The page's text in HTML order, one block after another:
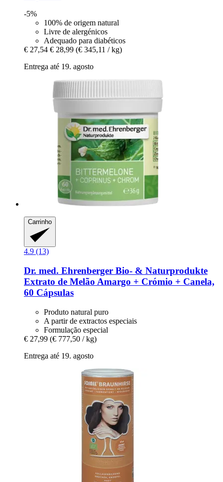
-5%
100% de origem natural
Livre de alergénicos
Adequado para diabéticos
€ 27,54 € 28,99 (€ 345,11 / kg)
Entrega até 19. agosto
Carrinho
4.9 (13)
Dr. med. Ehrenberger Bio- & Naturprodukte
Extrato de Melão Amargo + Crómio + Canela,
60 Cápsulas
Produto natural puro
A partir de extractos especiais
Formulação especial
€ 27,99 (€ 777,50 / kg)
Entrega até 19. agosto